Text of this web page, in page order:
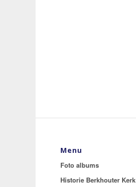
Menu
Foto albums
Historie Berkhouter Kerk